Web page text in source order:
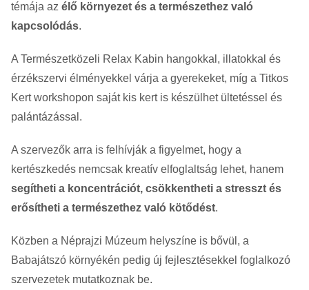
témája az élő környezet és a természethez való
kapcsolódás.
A Természetközeli Relax Kabin hangokkal, illatokkal és
érzékszervi élményekkel várja a gyerekeket, míg a Titkos
Kert workshopon saját kis kert is készülhet ültetéssel és
palántázással.
A szervezők arra is felhívják a figyelmet, hogy a
kertészkedés nemcsak kreatív elfoglaltság lehet, hanem
segítheti a koncentrációt, csökkentheti a stresszt és
erősítheti a természethez való kötődést.
Közben a Néprajzi Múzeum helyszíne is bővül, a
Babajátszó környékén pedig új fejlesztésekkel foglalkozó
szervezetek mutatkoznak be.